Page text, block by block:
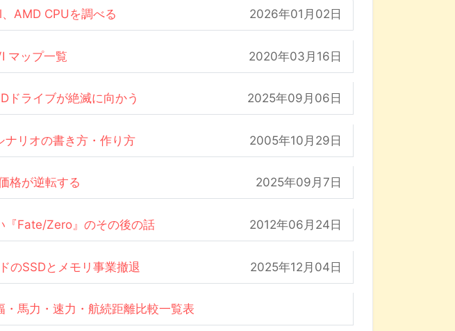
AMD CPUを調べる 2026年01月02日
マップ一覧 2020年03月16日
ドライブが絶滅に向かう 2025年09月06日
ナリオの書き方・作り方 2005年10月29日
格が逆転する 2025年09月7日
『Fate/Zero』のその後の話 2012年06月24日
のSSDとメモリ事業撤退 2025年12月04日
・馬力・速力・航続距離比較一覧表